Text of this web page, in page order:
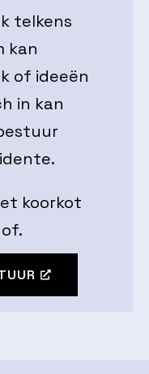
telkens
kan
of ideeën
in kan
koorkot